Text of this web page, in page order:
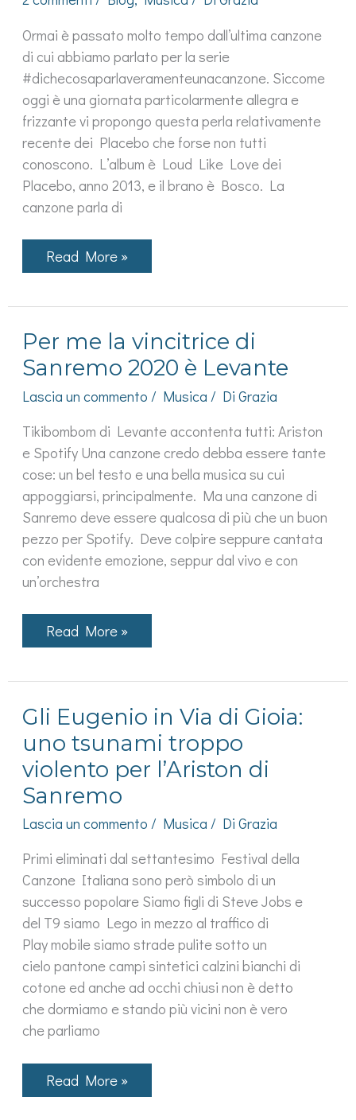
Ormai è passato molto tempo dall’ultima canzone
di cui abbiamo parlato per la serie
#dichecosaparlaveramenteunacanzone. Siccome
oggi è una giornata particolarmente allegra e
frizzante vi propongo questa perla relativamente
recente dei Placebo che forse non tutti
conoscono. L’album è Loud Like Love dei
Placebo, anno 2013, e il brano è Bosco. La
canzone parla di
Bosco
dei
la
banale
delle
lezioni
Read More »
Per me la vincitrice di
Sanremo 2020 è Levante
Lascia un commento / Musica / DiGrazia
Tikibombom di Levante accontenta tutti: Ariston
e Spotify Una canzone credo debba essere tante
cose: un bel testo e una bella musica su cui
appoggiarsi, principalmente. Ma una canzone di
Sanremo deve essere qualcosa di più che un buon
pezzo per Spotify. Deve colpire seppure cantata
con evidente emozione, seppur dal vivo e con
un’orchestra
Per
me
di
2020
è
Levante
Read More »
Gli Eugenio in Via di Gioia:
uno tsunami troppo
violento per l’Ariston di
Sanremo
Lascia un commento / Musica / DiGrazia
Primi eliminati dal settantesimo Festival della
Canzone Italiana sono però simbolo di un
successo popolare Siamo figli di Steve Jobs e
del T9 siamo Lego in mezzo al traffico di
Play mobile siamo strade pulite sotto un
cielo pantone campi sintetici calzini bianchi di
cotone ed anche ad occhi chiusi non è detto
che dormiamo e stando più vicini non è vero
che parliamo
Gli
Eugenio
Read More »